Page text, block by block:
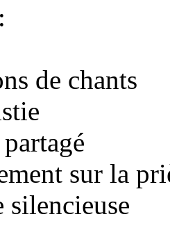
de chants
sur la
silencieuse